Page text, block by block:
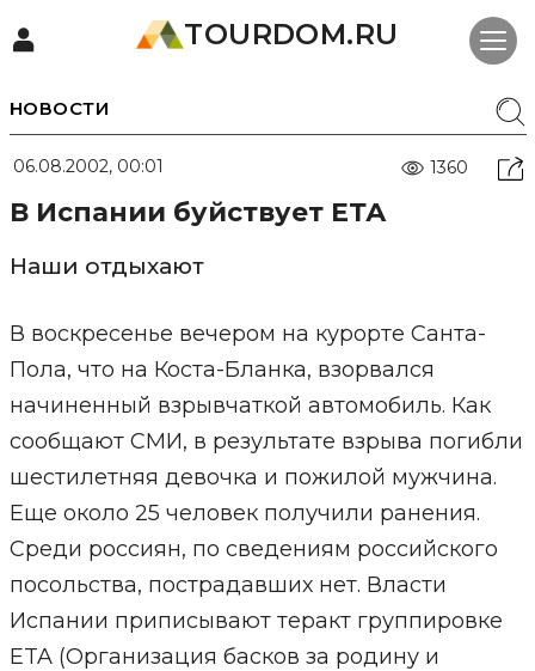
TOURDOM.RU
НОВОСТИ
06.08.2002, 00:01 1360
В Испании буйствует ЕТА
Наши отдыхают
В воскресенье вечером на курорте Санта-
Пола, что на Коста-Бланка, взорвался
начиненный взрывчаткой автомобиль. Как
сообщают СМИ, в результате взрыва погибли
шестилетняя девочка и пожилой мужчина.
Еще около 25 человек получили ранения.
Среди россиян, по сведениям российского
посольства, пострадавших нет. Власти
Испании приписывают теракт группировке
ETA (Организация басков за родину и